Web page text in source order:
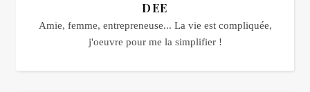
DEE
Amie, femme, entrepreneuse... La vie est compliquée,
j'oeuvre pour me la simplifier !